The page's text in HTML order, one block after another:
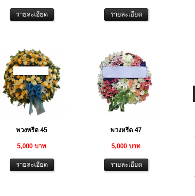
พวงหรีด 45
5,000 บาท
พวงหรีด 47
5,000 บาท